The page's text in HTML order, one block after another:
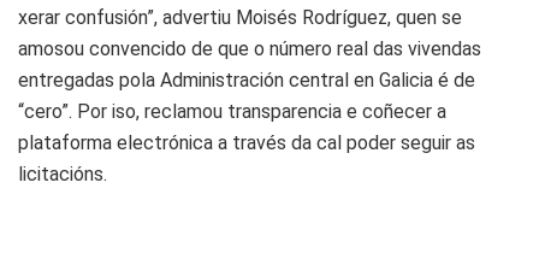
xerar confusión”, advertiu Moisés Rodríguez, quen se
amosou convencido de que o número real das vivendas
entregadas pola Administración central en Galicia é de
“cero”. Por iso, reclamou transparencia e coñecer a
plataforma electrónica a través da cal poder seguir as
licitacións.